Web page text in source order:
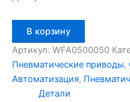
товара
Aignep
WFA0500050
В корзину
Артикул: WFA0500050
Пневматические приводы,
Автоматизация,
Детали